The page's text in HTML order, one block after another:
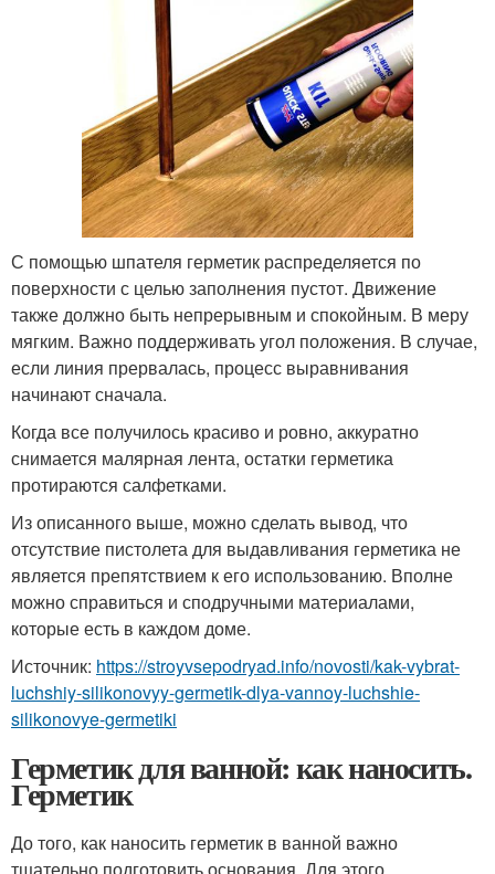
С помощью шпателя герметик распределяется по
поверхности с целью заполнения пустот. Движение
также должно быть непрерывным и спокойным. В меру
мягким. Важно поддерживать угол положения. В случае,
если линия прервалась, процесс выравнивания
начинают сначала.
Когда все получилось красиво и ровно, аккуратно
снимается малярная лента, остатки герметика
протираются салфетками.
Из описанного выше, можно сделать вывод, что
отсутствие пистолета для выдавливания герметика не
является препятствием к его использованию. Вполне
можно справиться и сподручными материалами,
которые есть в каждом доме.
Источник: https://stroyvsepodryad.info/novosti/kak-vybrat-
luchshiy-silikonovyy-germetik-dlya-vannoy-luchshie-
silikonovye-germetiki
Герметик для ванной: как наносить.
Герметик
До того, как наносить герметик в ванной важно